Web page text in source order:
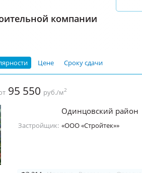
компании
Цене Сроку сдачи
95 550 руб./м2
Одинцовский район
Застройщик: «ООО «Стройтек»»